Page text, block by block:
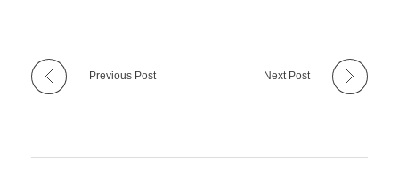
Previous Post Next Post